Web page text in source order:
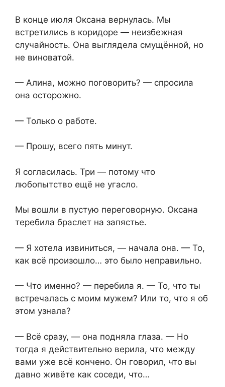
В конце июля Оксана вернулась. Мы
встретились в коридоре — неизбежная
случайность. Она выглядела смущённой, но
не виноватой.
— Алина, можно поговорить? — спросила
она осторожно.
— Только о работе.
— Прошу, всего пять минут.
Я согласилась. Три — потому что
любопытство ещё не угасло.
Мы вошли в пустую переговорную. Оксана
теребила браслет на запястье.
— Я хотела извиниться, — начала она. — То,
как всё произошло… это было неправильно.
— Что именно? — перебила я. — То, что ты
встречалась с моим мужем? Или то, что я об
этом узнала?
— Всё сразу, — она подняла глаза. — Но
тогда я действительно верила, что между
вами уже всё кончено. Он говорил, что вы
давно живёте как соседи, что…